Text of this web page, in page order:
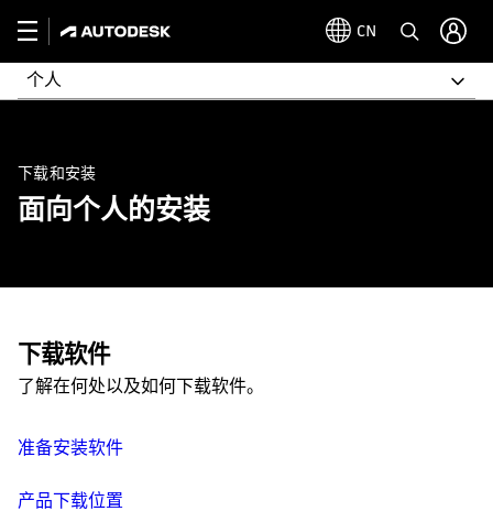
CN
个人
下载和安装
面向个人的安装
下载软件
了解在何处以及如何下载软件。
准备安装软件
产品下载位置